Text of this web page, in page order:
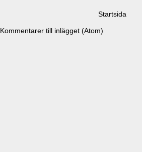
Startsida
Kommentarer till inlägget (Atom)